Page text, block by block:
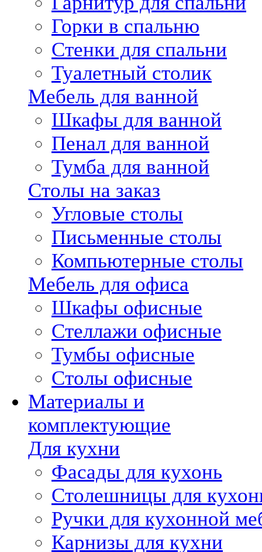
Горки в спальню
Стенки для спальни
Туалетный столик
Мебель для ванной
Шкафы для ванной
Пенал для ванной
Тумба для ванной
Столы на заказ
Угловые столы
Письменные столы
Компьютерные столы
Мебель для офиса
Шкафы офисные
Стеллажи офисные
Тумбы офисные
Столы офисные
Материалы и
комплектующие
Для кухни
Фасады для кухонь
Столешницы для
Ручки для кухонной
Карнизы для кухни